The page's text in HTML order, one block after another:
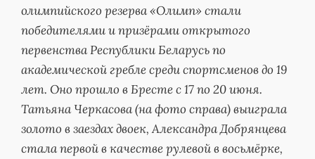
олимпийского резерва «Олимп» стали
победителями и призёрами открытого
первенства Республики Беларусь по
академической гребле среди спортсменов до 19
лет. Оно прошло в Бресте с 17 по 20 июня.
Татьяна Черкасова (на фото справа) выиграла
золото в заездах двоек, Александра Добрянцева
стала первой в качестве рулевой в восьмёрке,